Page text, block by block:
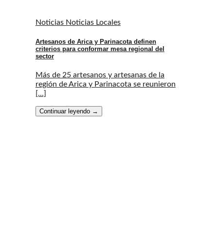
Noticias Noticias Locales
Artesanos de Arica y Parinacota definen
criterios para conformar mesa regional del
sector
Más de 25 artesanos y artesanas de la
región de Arica y Parinacota se reunieron
[...]
Continuar leyendo →